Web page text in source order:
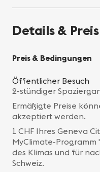
Details & Preis
Preis & Bedingungen
Öffentlicher Besuch
2-stündiger
Ermäßigte Preise
akzeptiert werden.
1 CHF Ihres Geneva
MyClimate-Programm
des Klimas und für
Schweiz.